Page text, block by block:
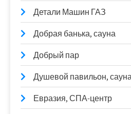
Детали Машин ГАЗ
Добрая банька, сауна
Добрый пар
Душевой павильон,
Евразия, СПА-центр